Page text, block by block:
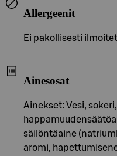
Allergeenit
Ei pakollisesti
Ainesosat
Ainekset: Vesi,
säilöntäaine
aromi,